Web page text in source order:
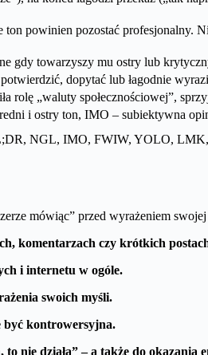
powinien pozostać profesjonalny.
gdy towarzyszy mu ostry lub
dopytać lub łagodnie
rolę „waluty społecznościowej”,
i ostry ton, IMO – subiektywna
NGL, IMO, FWIW, YOLO,
mówiąc” przed wyrażeniem
komentarzach czy krótkich
i internetu w ogóle.
swoich myśli.
być kontrowersyjna.
nie działa” – a także do okazania